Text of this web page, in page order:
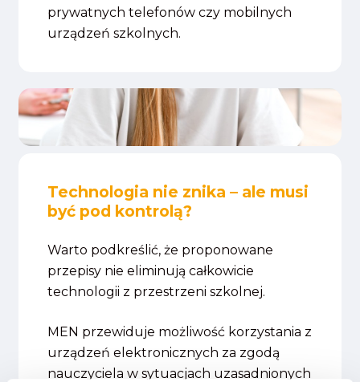
prywatnych telefonów czy mobilnych
urządzeń szkolnych.
Technologia nie znika – ale musi
być pod kontrolą?
Warto podkreślić, że proponowane
przepisy nie eliminują całkowicie
technologii z przestrzeni szkolnej.
MEN przewiduje możliwość korzystania z
urządzeń elektronicznych za zgodą
nauczyciela w sytuacjach uzasadnionych